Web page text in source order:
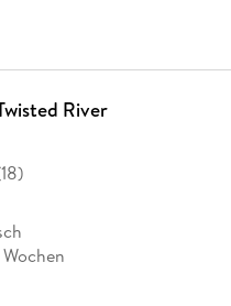
River
18)